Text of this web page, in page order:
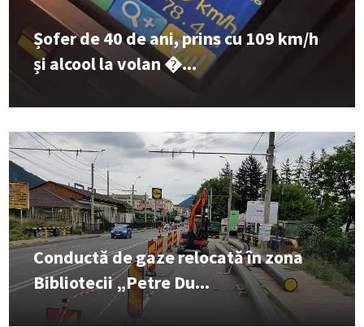
Șofer de 40 de ani, prins cu 109 km/h
și alcool la volan �...
Conductă de gaze relocată în zona
Bibliotecii „Petre Du...